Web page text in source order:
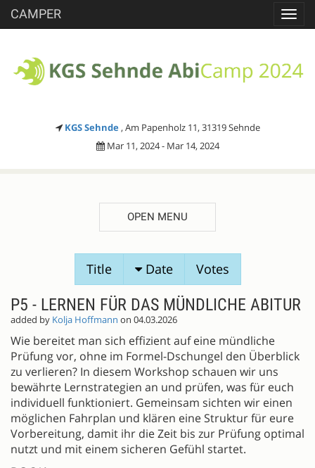
CAMPER
KGS Sehnde , Am Papenholz 11, 31319 Sehnde
Mar 11, 2024 - Mar 14, 2024
OPEN MENU
Title Date Votes
P5 - LERNEN FÜR DAS MÜNDLICHE ABITUR
added by Kolja Hoffmann on 04.03.2026
Wie bereitet man sich effizient auf eine mündliche
Prüfung vor, ohne im Formel-Dschungel den Überblick
zu verlieren? In diesem Workshop schauen wir uns
bewährte Lernstrategien an und prüfen, was für euch
individuell funktioniert. Gemeinsam sichten wir einen
möglichen Fahrplan und klären eine Struktur für eure
Vorbereitung, damit ihr die Zeit bis zur Prüfung optimal
nutzt und mit einem sicheren Gefühl startet.